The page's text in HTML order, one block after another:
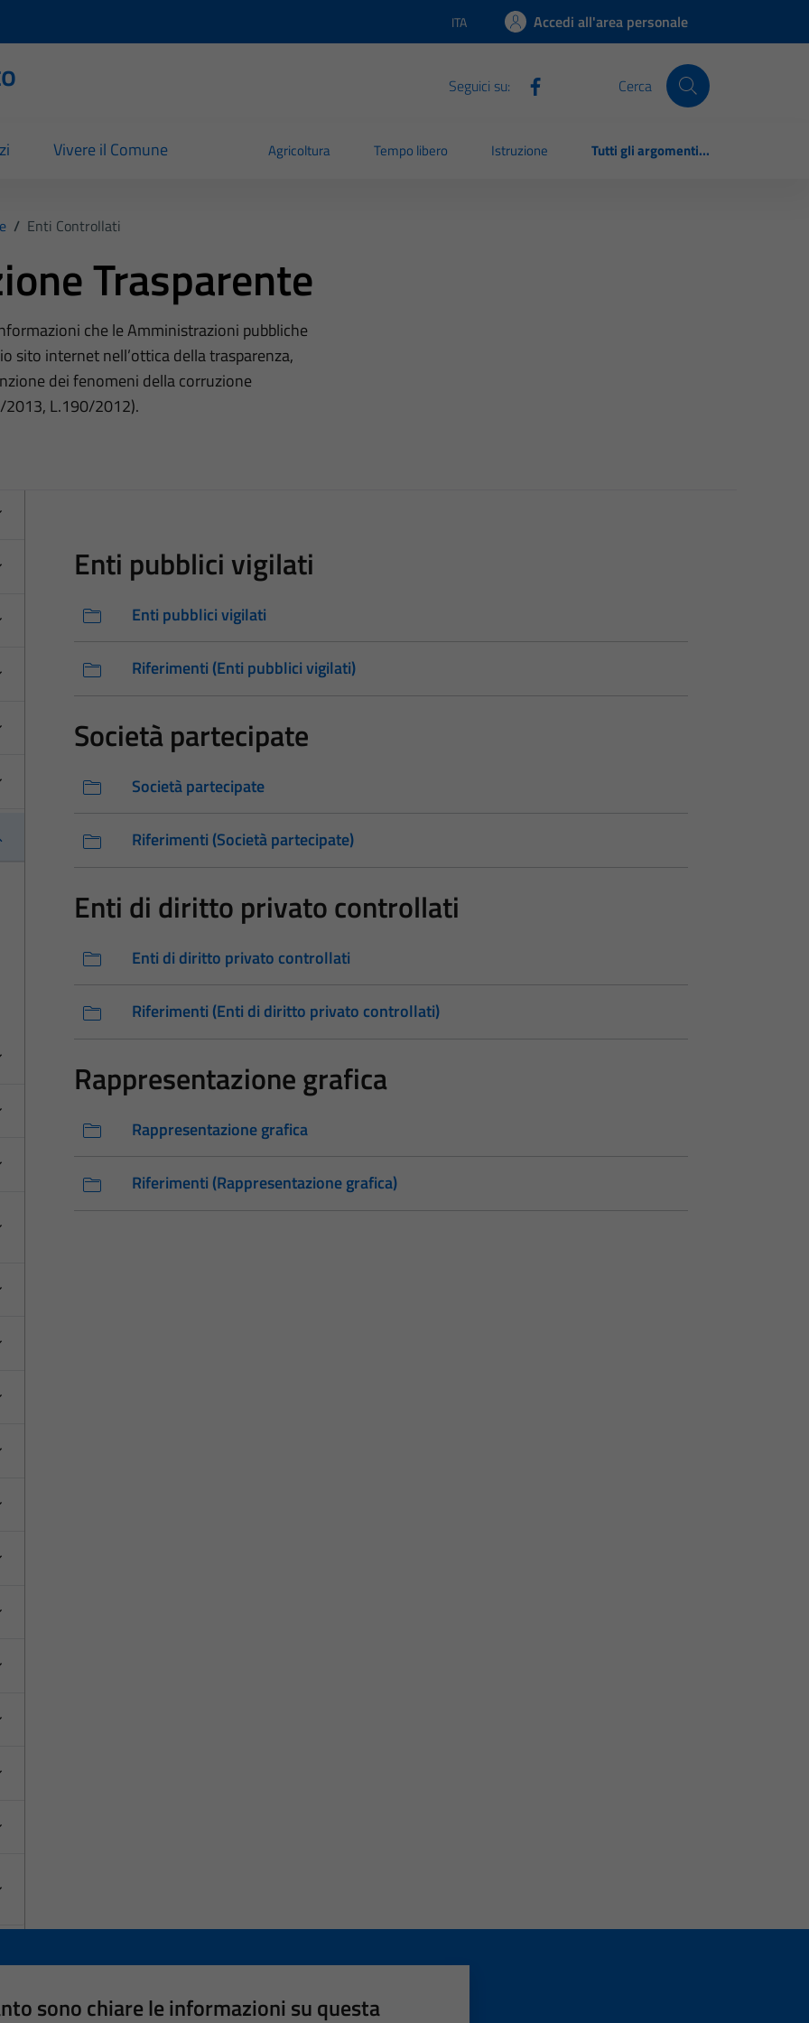
Lingua attiva:
ITA Accedi all'area personale
Seguici su: Cerca
Vivere il Comune Agricoltura Tempo libero Istruzione Tutti gli argomenti...
/ Enti Controllati
Trasparente
che le Amministrazioni pubbliche
sito internet nell’ottica della trasparenza,
dei fenomeni della corruzione
L.190/2012).
Enti pubblici vigilati
Enti pubblici vigilati
Riferimenti (Enti pubblici vigilati)
Società partecipate
Società partecipate
Riferimenti (Società partecipate)
Enti di diritto privato controllati
Enti di diritto privato controllati
Riferimenti (Enti di diritto privato controllati)
Rappresentazione grafica
Rappresentazione grafica
Riferimenti (Rappresentazione grafica)
sono chiare le informazioni su questa